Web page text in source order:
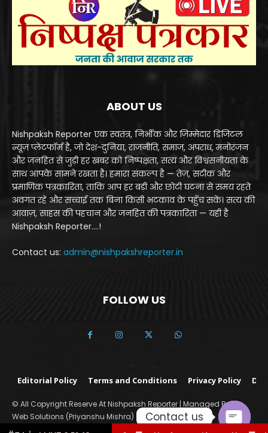
ABOUT US
Nishpaksh Reporter एक स्वतंत्र, निर्भीक और ज़िम्मेदार डिजिटल
न्यूज़ प्लेटफॉर्म है, जो देश-दुनिया, राजनीति, समाज, अपराध, मनोरंजन
और जनहित से जुड़ी हर खबर को निष्पक्षता, सत्य और विश्वसनीयता के
साथ आपके सामने रखता है। हमारा संकल्प है — तेज़, सटीक और
प्रमाणिक पत्रकारिता, ताकि आप हर बड़ी और छोटी घटना से समय रहते
अवगत रहें और सच्चाई तक बिना किसी भटकाव के पहुँच सकें। सत्य की
आवाज़, साहस की पहचान और जनहित की पत्रकारिता — यही है
Nishpaksh Reporter....!
Contact us: admin@nishpakshreporter.in
FOLLOW US
Editorial Policy Terms and Conditions Privacy Policy
© All Copyright Reserve At Nishpaksh Reporter | Managed By Yo
Web Solutions (Priyanshu Mishra)
Contact us